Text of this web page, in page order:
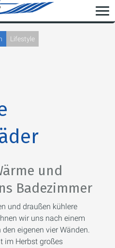
Lifestyle
und
Badezimmer
und draußen kühlere
wir uns nach einem
eigenen vier Wänden.
im Herbst großes